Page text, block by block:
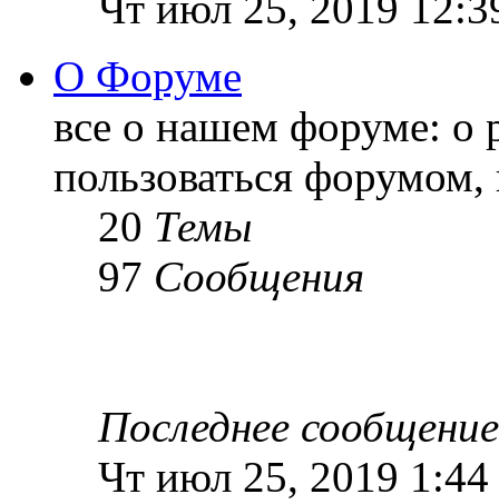
О Форуме
все о нашем форуме: о
пользоваться
20 Темы
97 Сообщения
Последнее сообщение
Чт июл 25, 2019 1:44